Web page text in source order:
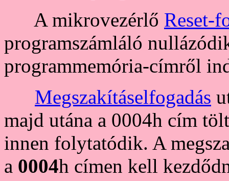
A mikrovezérlő Reset-
programszámláló
programmemória-címről
Megszakításelfogadás
majd utána a 0004h cím
innen folytatódik. A
a 0004h címen kell